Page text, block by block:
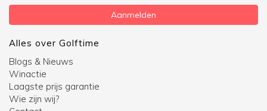
Aanmelden
Alles over Golftime
Blogs & Nieuws
Winactie
Laagste prijs garantie
Wie zijn wij?